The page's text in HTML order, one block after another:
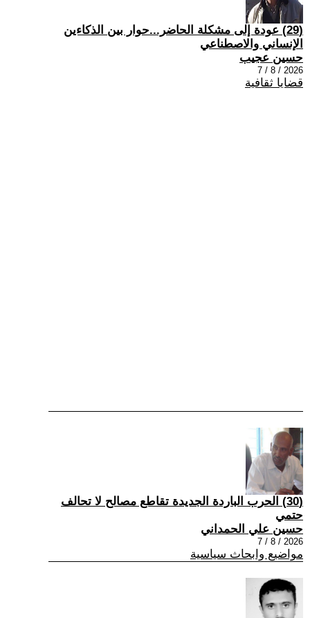
(29) عودة إلى مشكلة الحاضر...حوار بين الذكاءين
الإنساني والاصطناعي
حسين عجيب
2026 / 8 / 7
قضايا ثقافية
(30) الحرب الباردة الجديدة تقاطع مصالح لا تحالف
حتمي
حسين علي الحمداني
2026 / 8 / 7
مواضيع وابحاث سياسية